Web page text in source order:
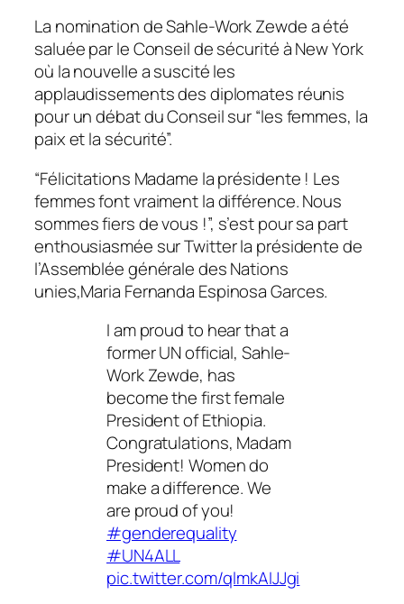
La nomination de Sahle-Work Zewde a été
saluée par le Conseil de sécurité à New York
où la nouvelle a suscité les
applaudissements des diplomates réunis
pour un débat du Conseil sur “les femmes, la
paix et la sécurité”.
“Félicitations Madame la présidente ! Les
femmes font vraiment la différence. Nous
sommes fiers de vous !”, s’est pour sa part
enthousiasmée sur Twitter la présidente de
l’Assemblée générale des Nations
unies,Maria Fernanda Espinosa Garces.
I am proud to hear that a
former UN official, Sahle-
Work Zewde, has
become the first female
President of Ethiopia.
Congratulations, Madam
President! Women do
make a difference. We
are proud of you!
#genderequality
#UN4ALL
pic.twitter.com/qlmkAIJJgi